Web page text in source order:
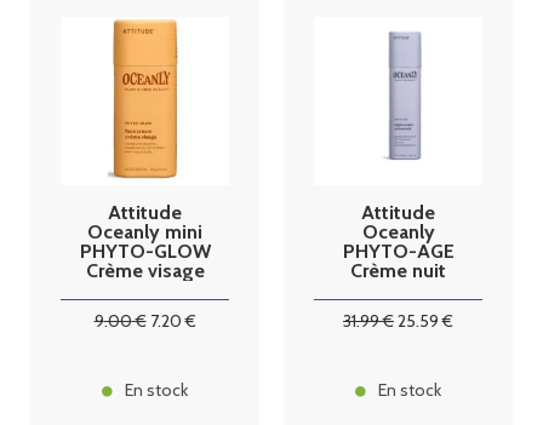
Attitude
Oceanly mini
PHYTO-GLOW
Crème visage
9.00€ 7.20€
En stock
Attitude
Oceanly
PHYTO-AGE
Crème nuit
31.99€25.59 €
En stock